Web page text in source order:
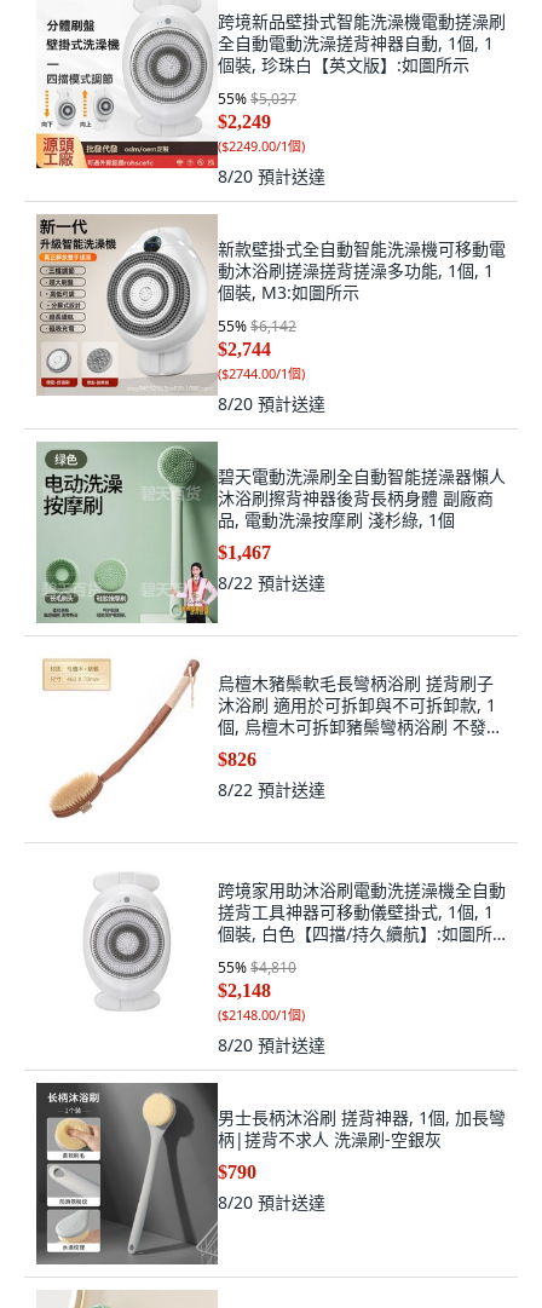
跨境新品壁掛式智能洗澡機電動搓澡刷
全自動電動洗澡搓背神器自動, 1個, 1
個裝, 珍珠白【英文版】:如圖所示
55%$5,037
$2,249
($2249.00/1個)
8/20 預計送達
新款壁掛式全自動智能洗澡機可移動電
動沐浴刷搓澡搓背搓澡多功能, 1個, 1
個裝, M3:如圖所示
55%$6,142
$2,744
($2744.00/1個)
8/20 預計送達
碧天電動洗澡刷全自動智能搓澡器懶人
沐浴刷擦背神器後背長柄身體 副廠商
品, 電動洗澡按摩刷 淺杉綠, 1個
$1,467
8/22 預計送達
烏檀木豬鬃軟毛長彎柄浴刷 搓背刷子
沐浴刷 適用於可拆卸與不可拆卸款, 1
個, 烏檀木可拆卸豬鬃彎柄浴刷 不發黴
不開裂
$826
8/22 預計送達
跨境家用助沐浴刷電動洗搓澡機全自動
搓背工具神器可移動儀壁掛式, 1個, 1
個裝, 白色【四擋/持久續航】:如圖所
55%$4,810
$2,148
($2148.00/1個)
8/20 預計送達
男士長柄沐浴刷 搓背神器, 1個, 加長彎
柄|搓背不求人 洗澡刷-空銀灰
$790
8/20 預計送達